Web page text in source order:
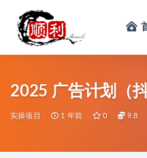
2025 广告计划（
实操项目 1 年前 0 9.8